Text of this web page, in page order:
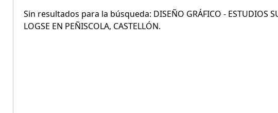
Sin resultados para la búsqueda: DISEÑO GRÁFICO - ESTUDIOS
LOGSE EN PEÑISCOLA, CASTELLÓN.